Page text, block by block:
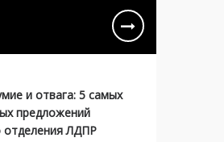
и отвага: 5 самых
предложений
отделения ЛДПР